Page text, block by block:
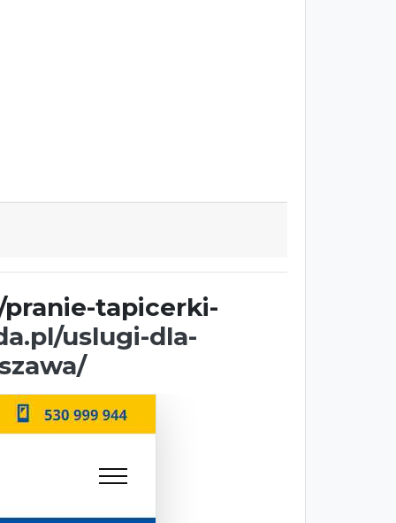
tapicerki-
uslugi-dla-